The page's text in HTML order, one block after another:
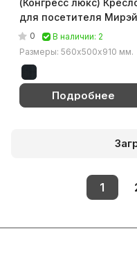
для посетителя Мирэй
Групп, обивка кожа
(Черный (темный орех))
0
В наличии: 2
Размеры: 560х500х910 мм.
Подробнее
1